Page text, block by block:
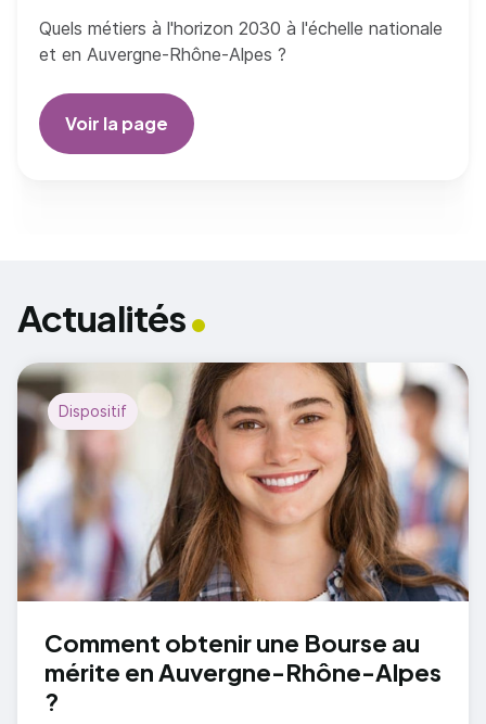
Quels métiers à l'horizon 2030 à l'échelle nationale
et en Auvergne-Rhône-Alpes ?
Voir la page
Actualités
Comment obtenir une Bourse au
mérite en Auvergne-Rhône-Alpes
?
Dispositif